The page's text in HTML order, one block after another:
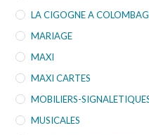
LA CIGOGNE A
MARIAGE
MAXI
MAXI CARTES
MOBILIERS-
MUSICALES